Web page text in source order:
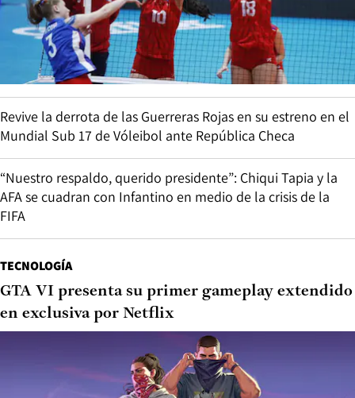
Revive la derrota de las Guerreras Rojas en su estreno en el
Mundial Sub 17 de Vóleibol ante República Checa
“Nuestro respaldo, querido presidente”: Chiqui Tapia y la
AFA se cuadran con Infantino en medio de la crisis de la
FIFA
TECNOLOGÍA
GTA VI presenta su primer gameplay extendido
en exclusiva por Netflix